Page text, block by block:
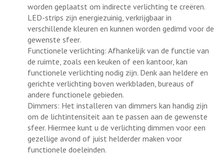
worden geplaatst om indirecte verlichting te creëren.
LED-strips zijn energiezuinig, verkrijgbaar in
verschillende kleuren en kunnen worden gedimd voor de
gewenste sfeer.
Functionele verlichting: Afhankelijk van de functie van
de ruimte, zoals een keuken of een kantoor, kan
functionele verlichting nodig zijn. Denk aan heldere en
gerichte verlichting boven werkbladen, bureaus of
andere functionele gebieden.
Dimmers: Het installeren van dimmers kan handig zijn
om de lichtintensiteit aan te passen aan de gewenste
sfeer. Hiermee kunt u de verlichting dimmen voor een
gezellige avond of juist helderder maken voor
functionele doeleinden.